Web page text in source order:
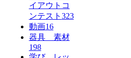
イアウトコ
ンテスト 323
動画16
器具 素材
198